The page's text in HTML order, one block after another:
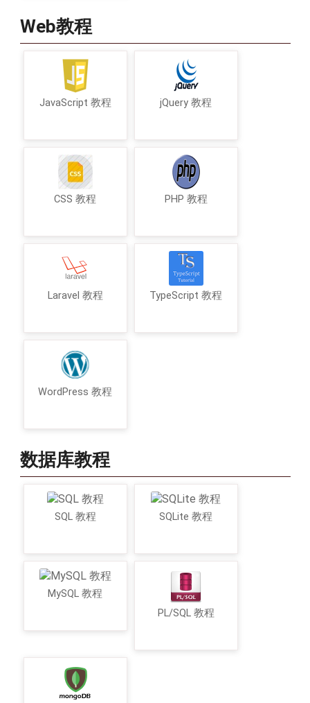
Web教程
JavaScript 教程 jQuery 教程
CSS 教程 PHP 教程
Laravel 教程 TypeScript 教程
WordPress 教程
数据库教程
SQL 教程 SQLite 教程
MySQL 教程
PL/SQL 教程